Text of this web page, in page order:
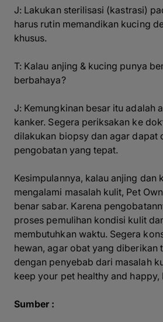
J: Lakukan sterilisasi (kastrasi)
harus rutin memandikan kucing
khusus.
T: Kalau anjing & kucing punya
berbahaya?
J: Kemungkinan besar itu adalah
kanker. Segera periksakan ke
dilakukan biopsy dan agar dapat
pengobatan yang tepat.
Kesimpulannya, kalau anjing dan
mengalami masalah kulit, Pet
benar sabar. Karena
proses pemulihan kondisi kulit
membutuhkan waktu. Segera
hewan, agar obat yang diberikan
dengan penyebab dari masalah
keep your pet healthy and happy,
Sumber :